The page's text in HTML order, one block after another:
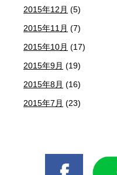
2015年12月 (5)
2015年11月 (7)
2015年10月 (17)
2015年9月 (19)
2015年8月 (16)
2015年7月 (23)